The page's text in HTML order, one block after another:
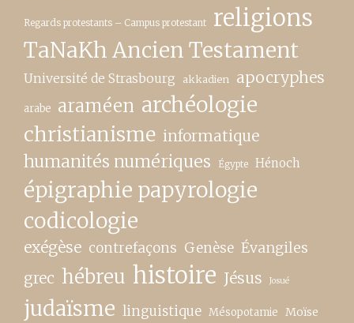
Regards protestants – Campus protestant religions
TaNaKh Ancien Testament
Université de Strasbourg akkadien apocryphes
arabe araméen archéologie
christianisme informatique
humanités numériques Égypte Hénoch
épigraphie papyrologie
codicologie
exégèse contrefaçons Genèse Évangiles
grec hébreu histoire Jésus Josué
judaïsme linguistique Mésopotamie Moïse